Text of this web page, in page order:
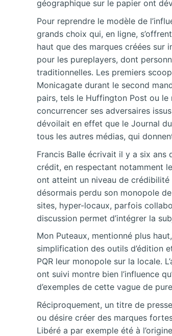
géographique sur le papier ont
Pour reprendre le modèle de
grands choix qui, en ligne,
haut que des marques créées sur
pour les pureplayers, dont
traditionnelles. Les premiers
Monicagate durant le second
pairs, tels le Huffington Post ou le
concurrencer ses adversaires
dévoilait en effet que le Journal
tous les autres médias, qui
Francis Balle écrivait il y a six ans
crédit, en respectant notamment
ont atteint un niveau de crédibilité
désormais perdu son monopole
sites, hyper-locaux, parfois
discussion permet d’intégrer la
Mon Puteaux, mentionné plus
simplification des outils d’édition
PQR leur monopole sur la locale.
ont suivi montre bien l’influence
d’exemples de cette vague de
Réciproquement, un titre de
ou désire créer des marques
Libéré a par exemple été à